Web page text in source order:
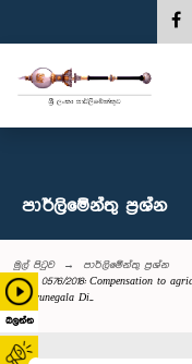
බලන්න
පාර්ලි‌මේන්තු‌ ප්‍රශ්න
මුල් පිටුව
පාර්ලි‌මේන්තු‌ ප්‍රශ්න
0576/2018: Compensation to
Kurunegala Di...